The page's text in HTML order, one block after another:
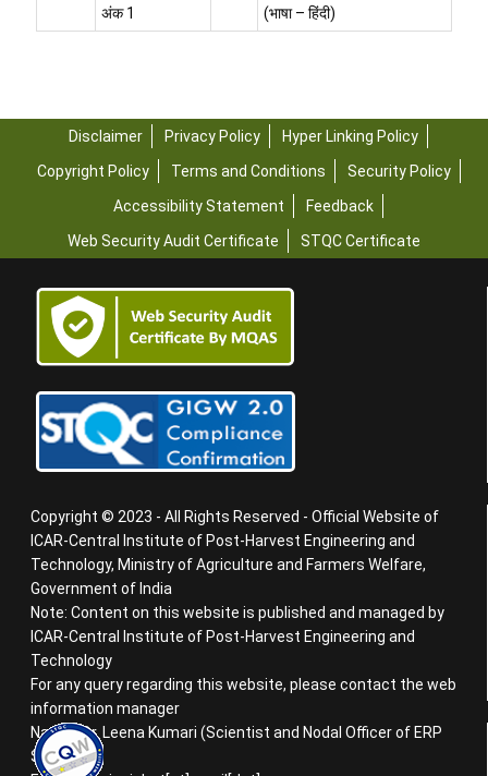
अंक 1
(भाषा – हिंदी)
Disclaimer Privacy Policy
Hyper Linking Policy
Copyright Policy
Terms and Conditions
Security Policy
Accessibility Statement
Feedback
Web Security Audit Certificate
STQC Certificate
Copyright © 2023 - All Rights Reserved - Official Website of
ICAR-Central Institute of Post-Harvest Engineering and
Technology, Ministry of Agriculture and Farmers Welfare,
Government of India
Note: Content on this website is published and managed by
ICAR-Central Institute of Post-Harvest Engineering and
Technology
For any query regarding this website, please contact the web
information manager
Name : Dr. Leena Kumari (Scientist and Nodal Officer of ERP
System)